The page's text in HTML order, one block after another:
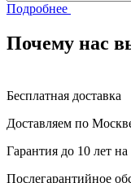
Подробнее
Почему нас
Бесплатная доставка
Доставляем по
Гарантия до 10 лет
Послегарантийное